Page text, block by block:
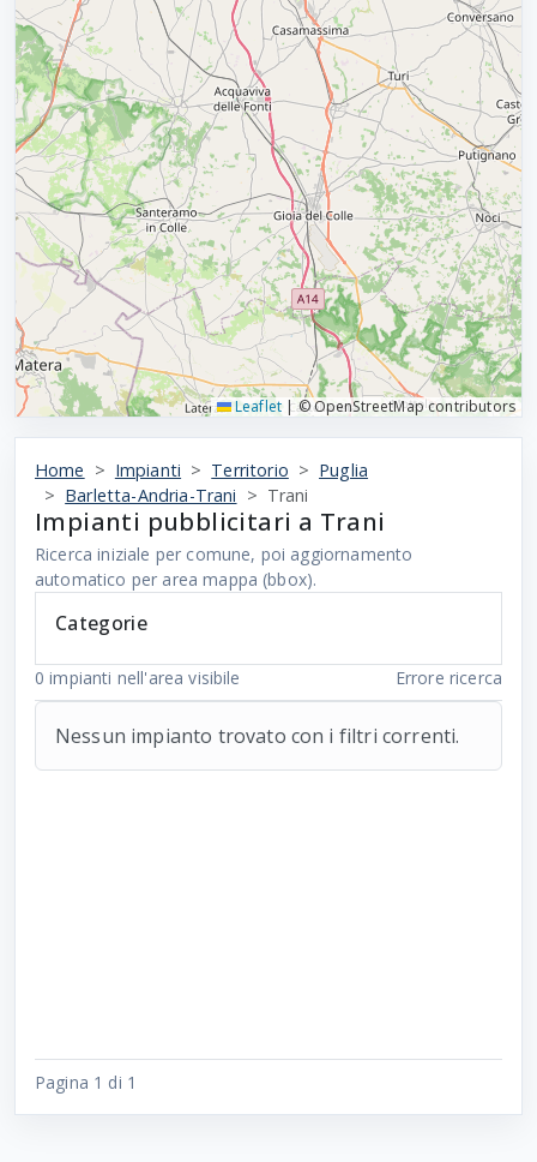
Leaflet |© OpenStreetMap contributors
Home Impianti Territorio
Puglia
Barletta-Andria-Trani
Trani
Impianti pubblicitari a Trani
Ricerca iniziale per comune, poi aggiornamento
automatico per area mappa (bbox).
Categorie
0 impianti nell'area visibile Errore ricerca
Nessun impianto trovato con i filtri correnti.
Pagina 1 di 1